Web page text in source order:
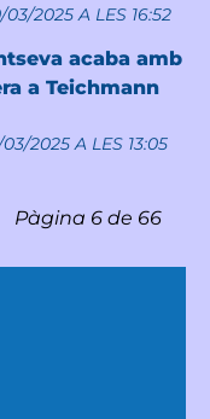
03/2025 A LES 16:52
acaba amb
a Teichmann
03/2025 A LES 13:05
Pàgina 6 de 66